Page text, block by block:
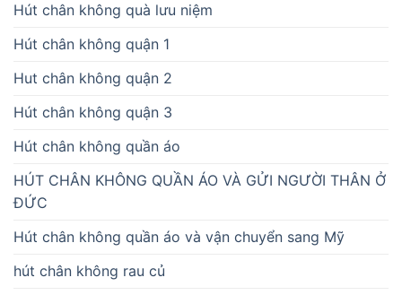
Hút chân không quà lưu niệm
Hút chân không quận 1
Hut chân không quận 2
Hút chân không quận 3
Hút chân không quần áo
HÚT CHÂN KHÔNG QUẦN ÁO VÀ GỬI NGƯỜI THÂN Ở
ĐỨC
Hút chân không quần áo và vận chuyển sang Mỹ
hút chân không rau củ